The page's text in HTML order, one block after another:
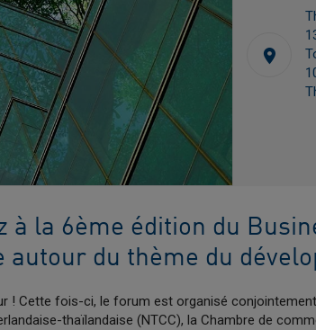
à la 6ème édition du
autour du thème du
! Cette fois-ci, le forum est organisé
thaïlandaise (NTCC), la Chambre de